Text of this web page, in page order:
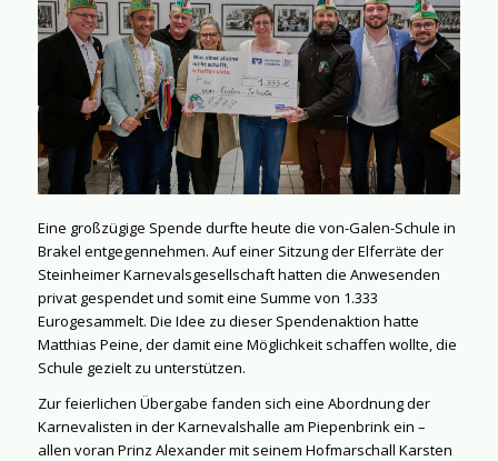
Eine großzügige Spende durfte heute die von-Galen-Schule in
Brakel entgegennehmen. Auf einer Sitzung der Elferräte der
Steinheimer Karnevalsgesellschaft hatten die Anwesenden
privat gespendet und somit eine Summe von 1.333
Eurogesammelt. Die Idee zu dieser Spendenaktion hatte
Matthias Peine, der damit eine Möglichkeit schaffen wollte, die
Schule gezielt zu unterstützen.
Zur feierlichen Übergabe fanden sich eine Abordnung der
Karnevalisten in der Karnevalshalle am Piepenbrink ein –
allen voran Prinz Alexander mit seinem Hofmarschall Karsten